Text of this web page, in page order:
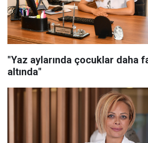
"Yaz aylarında çocuklar daha
altında"